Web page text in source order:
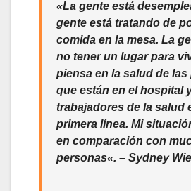
«La gente está
gente está tratando de
comida en la mesa. La
no tener un lugar para
piensa en la salud de las
que están en el hospital
trabajadores de la salud
primera línea. Mi
en comparación con
personas«. – Sydney